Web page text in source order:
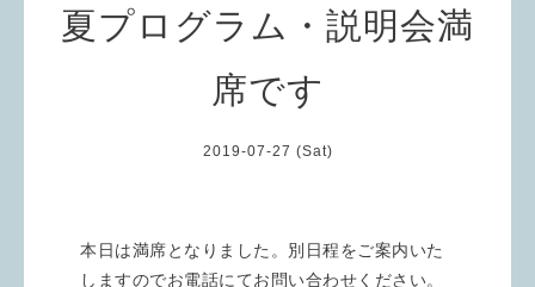
夏プログラム・説明会満
席です
2019-07-27 (Sat)
本日は満席となりました。別日程をご案内いた
しますのでお電話にてお問い合わせください。